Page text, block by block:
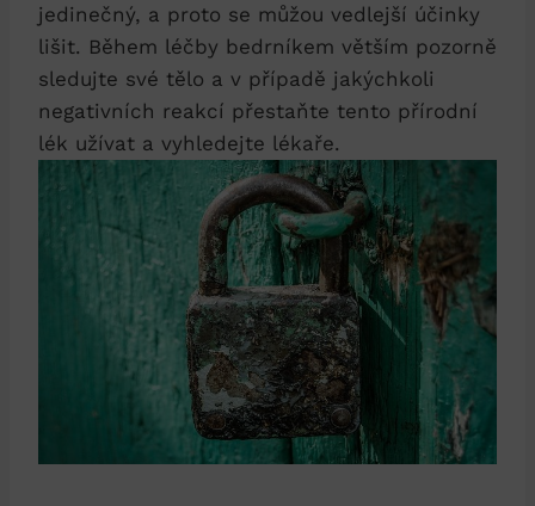
jedinečný, a proto se můžou vedlejší účinky
lišit. Během léčby bedrníkem větším pozorně
sledujte své tělo a v případě jakýchkoli
negativních reakcí přestaňte tento přírodní
lék užívat a vyhledejte lékaře.